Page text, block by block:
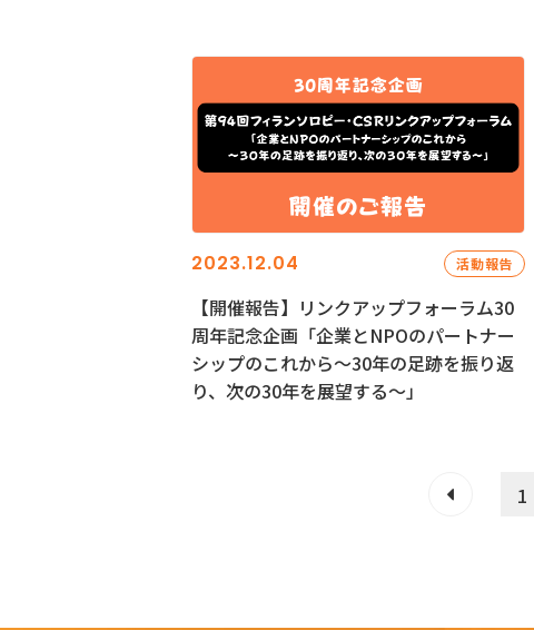
2023.12.04 活動報告
【開催報告】リンクアップフォーラム30
周年記念企画「企業とNPOのパートナー
シップのこれから～30年の足跡を振り返
り、次の30年を展望する～」
1